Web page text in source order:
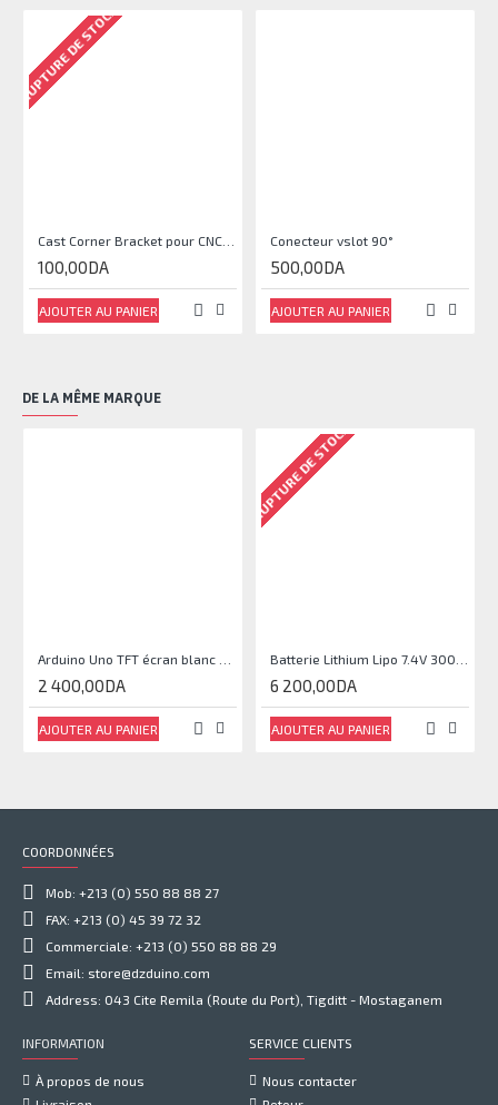
RUPTURE DE STOCK
100,00DA
AJOUTER AU PANIER
Conecteur vslot 90°
500,00DA
AJOUTER AU PANIER
DE LA MÊME MARQUE
2 400,00DA
AJOUTER AU PANIER
RUPTURE DE STOCK
6 200,00DA
AJOUTER AU PANIER
COORDONNÉES
Mob: +213 (0) 550 88 88 27
FAX: +213 (0) 45 39 72 32
Commerciale: +213 (0) 550 88 88 29
Email: store@dzduino.com
Address: 043 Cite Remila (Route du Port), Tigditt - Mostaganem
INFORMATION
À propos de nous
SERVICE CLIENTS
Nous contacter